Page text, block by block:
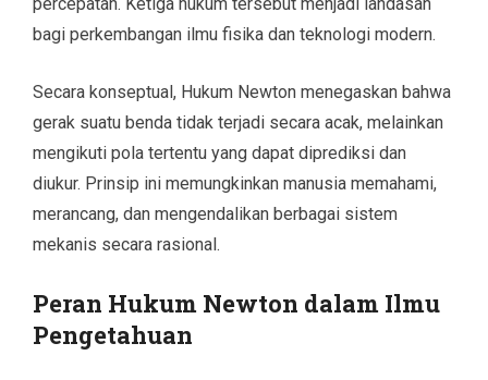
bagi perkembangan ilmu fisika dan teknologi modern.
Secara konseptual, Hukum Newton menegaskan bahwa
gerak suatu benda tidak terjadi secara acak, melainkan
mengikuti pola tertentu yang dapat diprediksi dan
diukur. Prinsip ini memungkinkan manusia memahami,
merancang, dan mengendalikan berbagai sistem
mekanis secara rasional.
Peran Hukum Newton dalam Ilmu
Pengetahuan